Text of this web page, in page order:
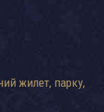
жилет, парку,